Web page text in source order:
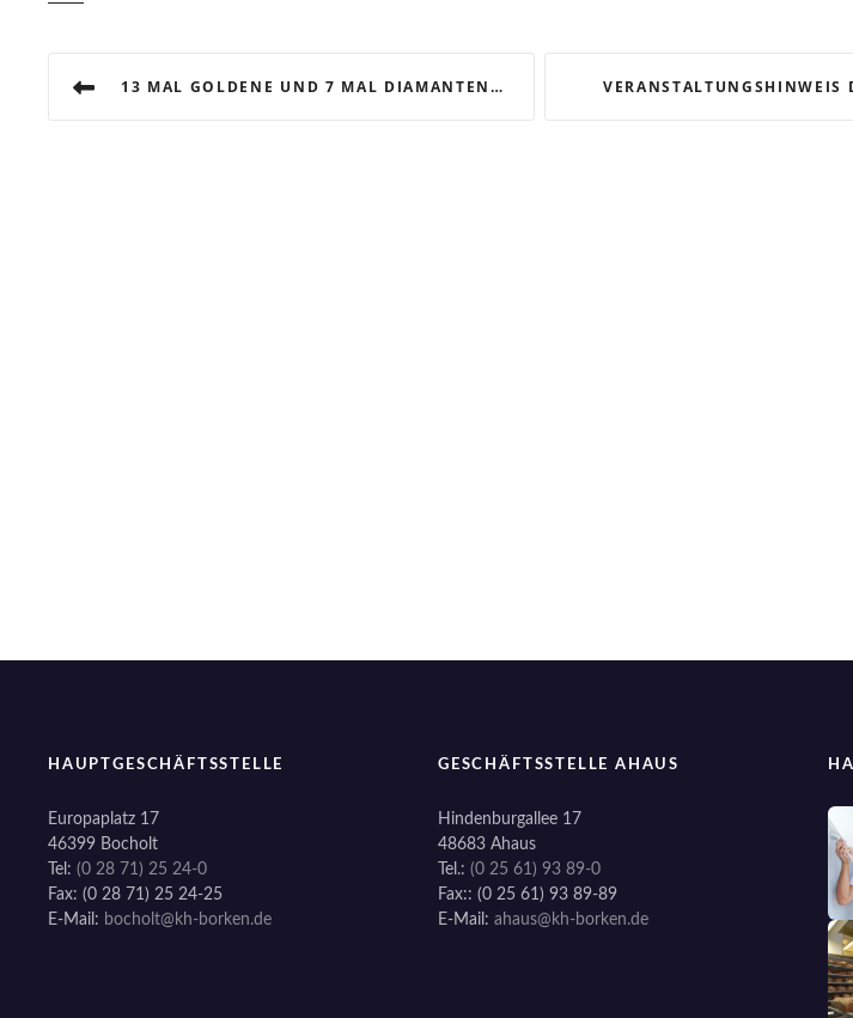
g
t
i
o
n
13 MAL GOLDENE UND 7 MAL DIAMANTENE JUBILÄEN VERANSTALTUNGSHINWEIS
HAUPTGESCHÄFTSSTELLE
Europaplatz 17
46399 Bocholt
Tel: (0 28 71) 25 24-0
Fax: (0 28 71) 25 24-25
E-Mail: bocholt@kh-borken.de
GESCHÄFTSSTELLE AHAUS
Hindenburgallee 17
48683 Ahaus
Tel.: (0 25 61) 93 89-0
Fax:: (0 25 61) 93 89-89
E-Mail: ahaus@kh-borken.de